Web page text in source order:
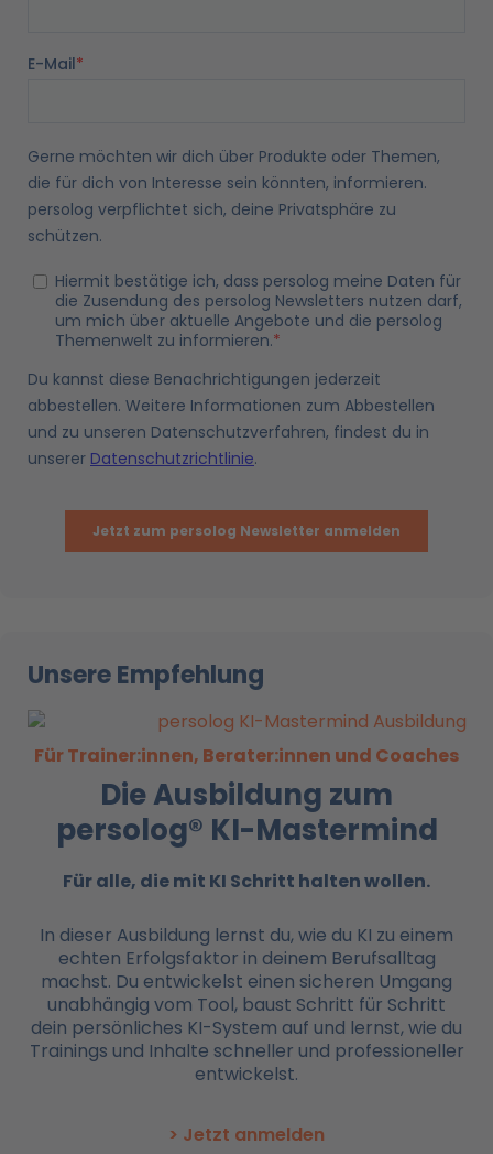
Unsere Empfehlung
Für Trainer:innen, Berater:innen und Coaches
Die Ausbildung zum
persolog® KI-Mastermind
Für alle, die mit KI Schritt halten wollen.
In dieser Ausbildung lernst du, wie du KI zu einem
echten Erfolgsfaktor in deinem Berufsalltag
machst. Du entwickelst einen sicheren Umgang
unabhängig vom Tool, baust Schritt für Schritt
dein persönliches KI-System auf und lernst, wie du
Trainings und Inhalte schneller und professioneller
entwickelst.
> Jetzt anmelden